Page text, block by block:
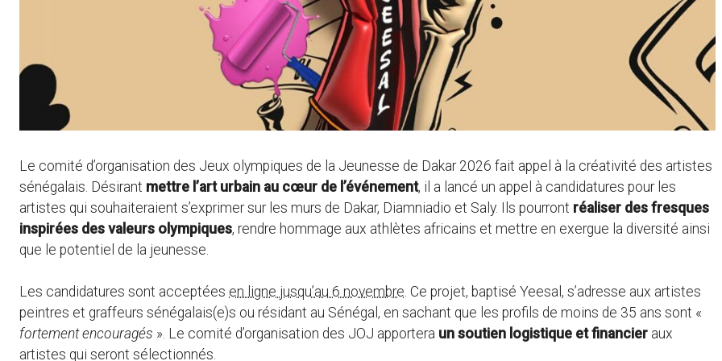
Le comité d’organisation des Jeux olympiques de la Jeunesse de Dakar 2026 fait appel à la créativité des artistes
sénégalais. Désirant mettre l’art urbain au cœur de l’événement, il a lancé un appel à candidatures pour les
artistes qui souhaiteraient s’exprimer sur les murs de Dakar, Diamniadio et Saly. Ils pourront réaliser des fresques
inspirées des valeurs olympiques, rendre hommage aux athlètes africains et mettre en exergue la diversité ainsi
que le potentiel de la jeunesse.
Les candidatures sont acceptées en ligne jusqu’au 6 novembre. Ce projet, baptisé Yeesal, s’adresse aux artistes
peintres et graffeurs sénégalais(e)s ou résidant au Sénégal, en sachant que les profils de moins de 35 ans sont «
fortement encouragés ». Le comité d’organisation des JOJ apportera un soutien logistique et financier aux
artistes qui seront sélectionnés.